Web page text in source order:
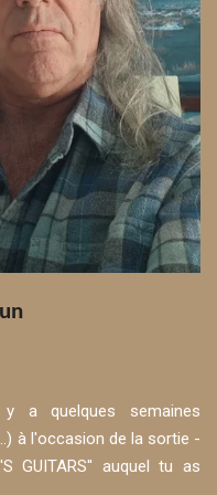
a quelques semaines
à l'occasion de la sortie -
GUITARS'' auquel tu as